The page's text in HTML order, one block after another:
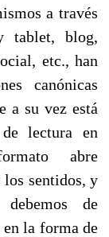
a través
tablet, blog,
etc., han
canónicas
a su vez está
lectura en
abre
sentidos, y
de
la forma de